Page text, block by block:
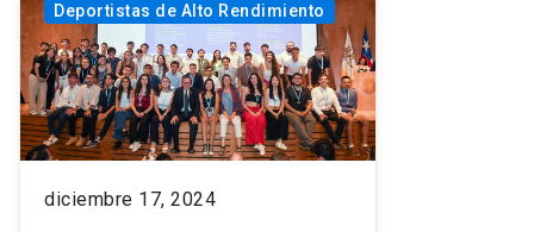
Deportistas de Alto Rendimiento
diciembre 17, 2024